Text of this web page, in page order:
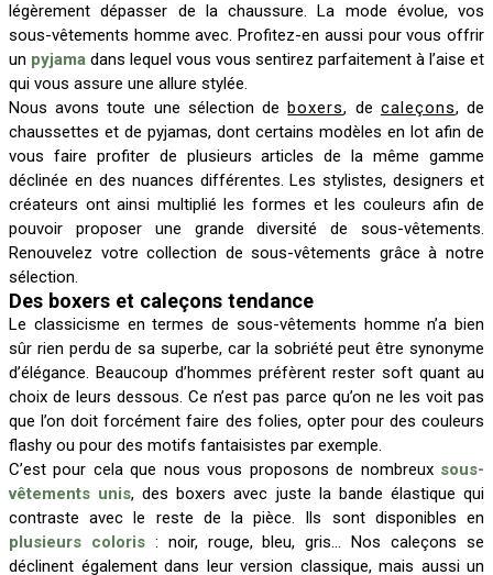
légèrement dépasser de la chaussure. La mode évolue, vos
sous-vêtements homme avec. Profitez-en aussi pour vous offrir
un pyjama dans lequel vous vous sentirez parfaitement à l’aise et
qui vous assure une allure stylée.
Nous avons toute une sélection deboxers, de caleçons, de
chaussettes et de pyjamas, dont certains modèles en lot afin de
vous faire profiter de plusieurs articles de la même gamme
déclinée en des nuances différentes. Les stylistes, designers et
créateurs ont ainsi multiplié les formes et les couleurs afin de
pouvoir proposer une grande diversité de sous-vêtements.
Renouvelez votre collection de sous-vêtements grâce à notre
sélection.
Des boxers et caleçons tendance
Le classicisme en termes de sous-vêtements homme n’a bien
sûr rien perdu de sa superbe, car la sobriété peut être synonyme
d’élégance. Beaucoup d’hommes préfèrent rester soft quant au
choix de leurs dessous. Ce n’est pas parce qu’on ne les voit pas
que l’on doit forcément faire des folies, opter pour des couleurs
flashy ou pour des motifs fantaisistes par exemple.
C’est pour cela que nous vous proposons de nombreux sous-
vêtements unis, des boxers avec juste la bande élastique qui
contraste avec le reste de la pièce. Ils sont disponibles en
plusieurs coloris: noir, rouge, bleu, gris… Nos caleçons se
déclinent également dans leur version classique, mais aussi un